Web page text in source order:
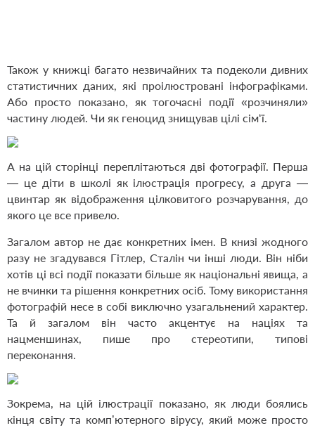
Також у книжці багато незвичайних та подеколи дивних
статистичних даних, які проілюстровані інфографіками.
Або просто показано, як тогочасні події «розчиняли»
частину людей. Чи як геноцид знищував цілі сім‘ї.
А на цій сторінці переплітаються дві фотографії. Перша
— це діти в школі як ілюстрація прогресу, а друга —
цвинтар як відображення цілковитого розчарування, до
якого це все привело.
Загалом автор не дає конкретних імен. В книзі жодного
разу не згадувався Гітлер, Сталін чи інші люди. Він ніби
хотів ці всі події показати більше як національні явища, а
не вчинки та рішення конкретних осіб. Тому використання
фотографій несе в собі виключно узагальнений характер.
Та й загалом він часто акцентує на націях та
нацменшинах, пише про стереотипи, типові
переконання.
Зокрема, на цій ілюстрації показано, як люди боялись
кінця світу та комп’ютерного вірусу, який може просто